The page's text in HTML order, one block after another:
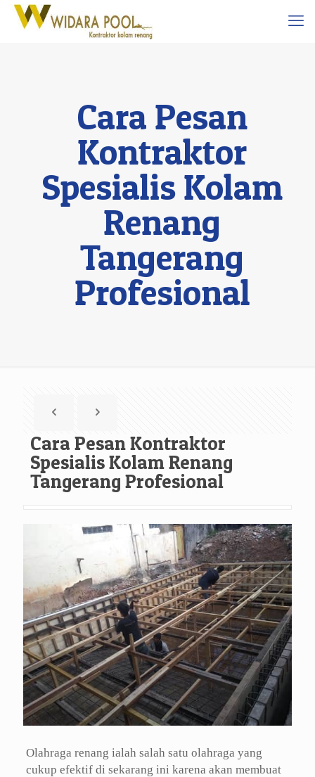
Cara Pesan
Kontraktor
Spesialis Kolam
Renang
Tangerang
Profesional
Cara Pesan Kontraktor
Spesialis Kolam Renang
Tangerang Profesional
Olahraga renang ialah salah satu olahraga yang
cukup efektif di sekarang ini karena akan membuat